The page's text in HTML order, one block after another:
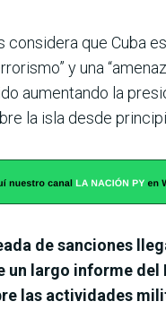
considera que Cuba
y una
aumentando la
la isla desde
de sanciones
un largo informe del
las actividades